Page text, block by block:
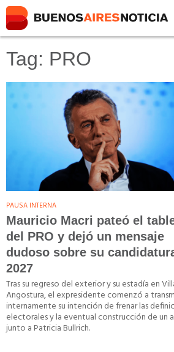
Tag: PRO
PAUSA INTERNA
Mauricio Macri pateó el
del PRO y dejó un mensaje
dudoso sobre su
2027
Tras su regreso del exterior y su estadía en
Angostura, el expresidente comenzó a
internamente su intención de frenar las
electorales y la eventual construcción de un
junto a Patricia Bullrich.